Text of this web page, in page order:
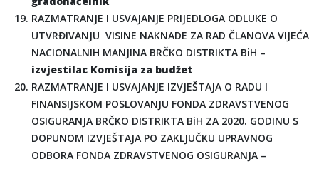
RAZMATRANJE I USVAJANJE PRIJEDLOGA ODLUKE O
UTVRĐIVANJU VISINE NAKNADE ZA RAD ČLANOVA VIJEĆA
NACIONALNIH MANJINA BRČKO DISTRIKTA BiH –
izvjestilac Komisija za budžet
RAZMATRANJE I USVAJANJE IZVJEŠTAJA O RADU I
FINANSIJSKOM POSLOVANJU FONDA ZDRAVSTVENOG
OSIGURANJA BRČKO DISTRIKTA BiH ZA 2020. GODINU S
DOPUNOM IZVJEŠTAJA PO ZAKLJUČKU UPRAVNOG
ODBORA FONDA ZDRAVSTVENOG OSIGURANJA –